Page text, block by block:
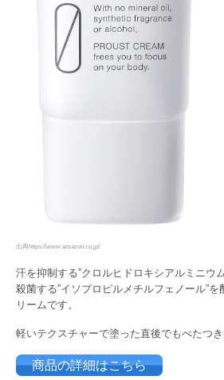
出典https://www.amazon.co.jp/
汗を抑制する”クロルヒドロキシアルミニウ
殺菌する”イソプロピルメチルフェノール”
リームです。
軽いテクスチャーで塗った直後でもべたつき
商品の詳細はこちら